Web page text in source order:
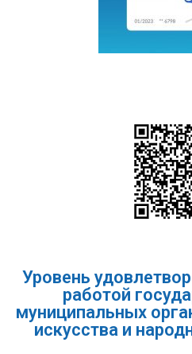
Уровень
работой
муниципальных
искусства и